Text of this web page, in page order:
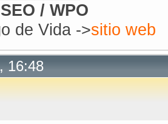
/ WPO
de Vida ->sitio web
16:48